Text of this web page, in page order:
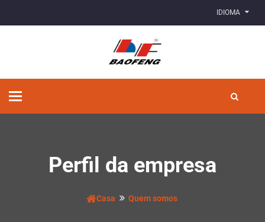
IDIOMA
Alternar
Perfil da empresa
Casa Quem somos